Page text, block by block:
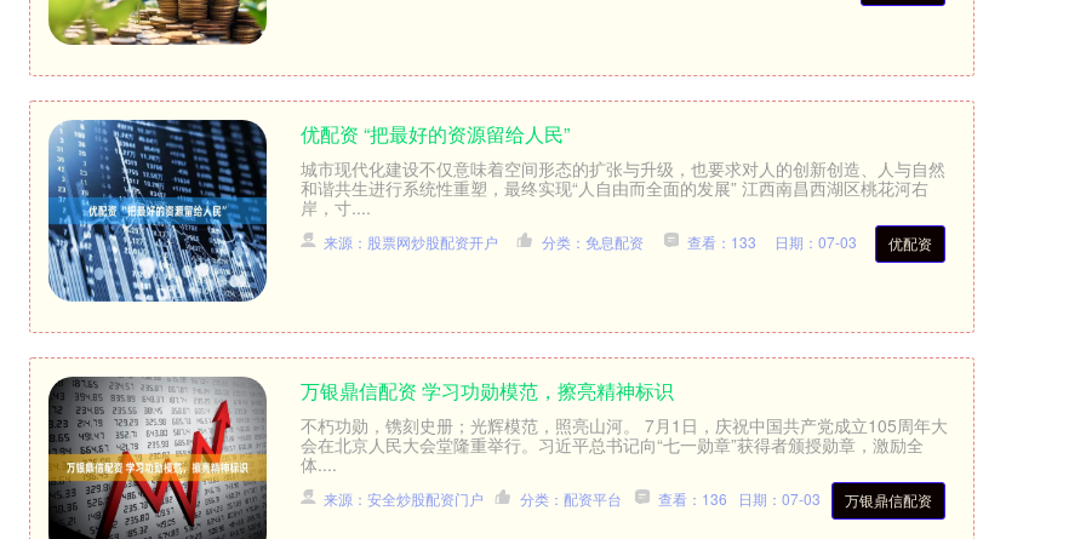
优配资 “把最好的资源留给人民”
城市现代化建设不仅意味着空间形态的扩张与升级，也要求对人的创新创造、人与自然
和谐共生进行系统性重塑，最终实现“人自由而全面的发展” 江西南昌西湖区桃花河右
岸，寸....
优配资
来源：股票网炒股配资开户 分类：免息配资 查看：133 日期：07-03
万银鼎信配资 学习功勋模范，擦亮精神标识
不朽功勋，镌刻史册；光辉模范，照亮山河。 7月1日，庆祝中国共产党成立105周年大
会在北京人民大会堂隆重举行。习近平总书记向“七一勋章”获得者颁授勋章，激励全
体....
万银鼎信配资
来源：安全炒股配资门户 分类：配资平台 查看：136 日期：07-03